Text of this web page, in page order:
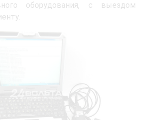
оборудования, с выездом